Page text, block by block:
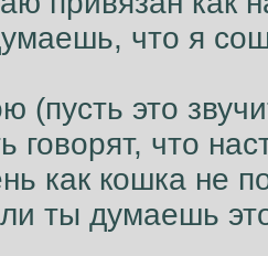
что я
(пусть это
говорят, что
как кошка не
ты думаешь